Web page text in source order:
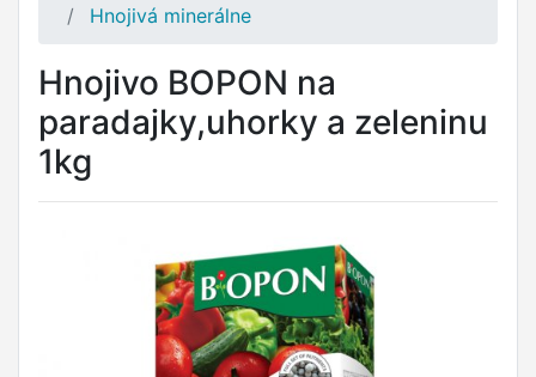
Hnojivá minerálne
Hnojivo BOPON na
paradajky,uhorky a zeleninu
1kg